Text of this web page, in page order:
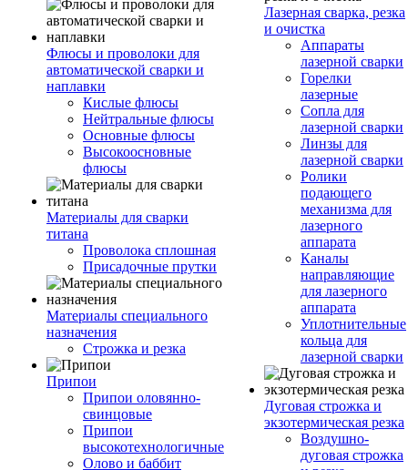
Флюсы и проволоки для
автоматической сварки и
наплавки
Кислые флюсы
Нейтральные флюсы
Основные флюсы
Высокоосновные
флюсы
Материалы для сварки
титана
Проволока сплошная
Присадочные прутки
Материалы специального
назначения
Строжка и резка
Припои
Припои оловянно-
свинцовые
Припои
высокотехнологичные
Олово и баббит
Лазерная сварка, резка
и очистка
Аппараты
лазерной сварки
Горелки
лазерные
Сопла для
лазерной сварки
Линзы для
лазерной сварки
Ролики
подающего
механизма для
лазерного
аппарата
Каналы
направляющие
для лазерного
аппарата
Уплотнительные
кольца для
лазерной сварки
Дуговая строжка и
экзотермическая резка
Воздушно-
дуговая строжка